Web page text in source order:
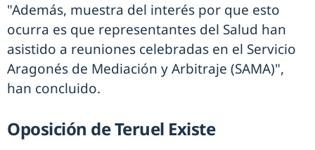
"Además, muestra del interés por que esto
ocurra es que representantes del Salud han
asistido a reuniones celebradas en el Servicio
Aragonés de Mediación y Arbitraje (SAMA)",
han concluido.
Oposición de Teruel Existe